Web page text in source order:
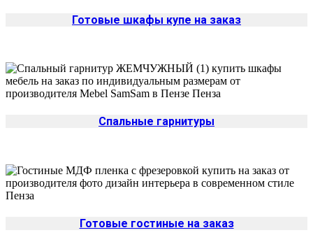
Готовые шкафы купе на заказ
Спальные гарнитуры
Готовые гостиные на заказ